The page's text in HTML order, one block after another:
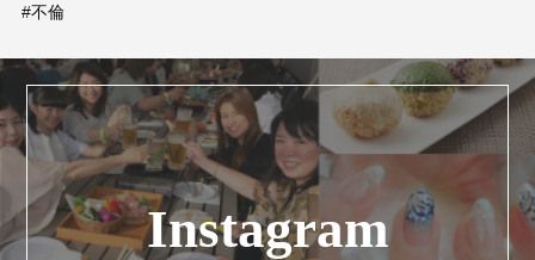
#不倫
Instagram